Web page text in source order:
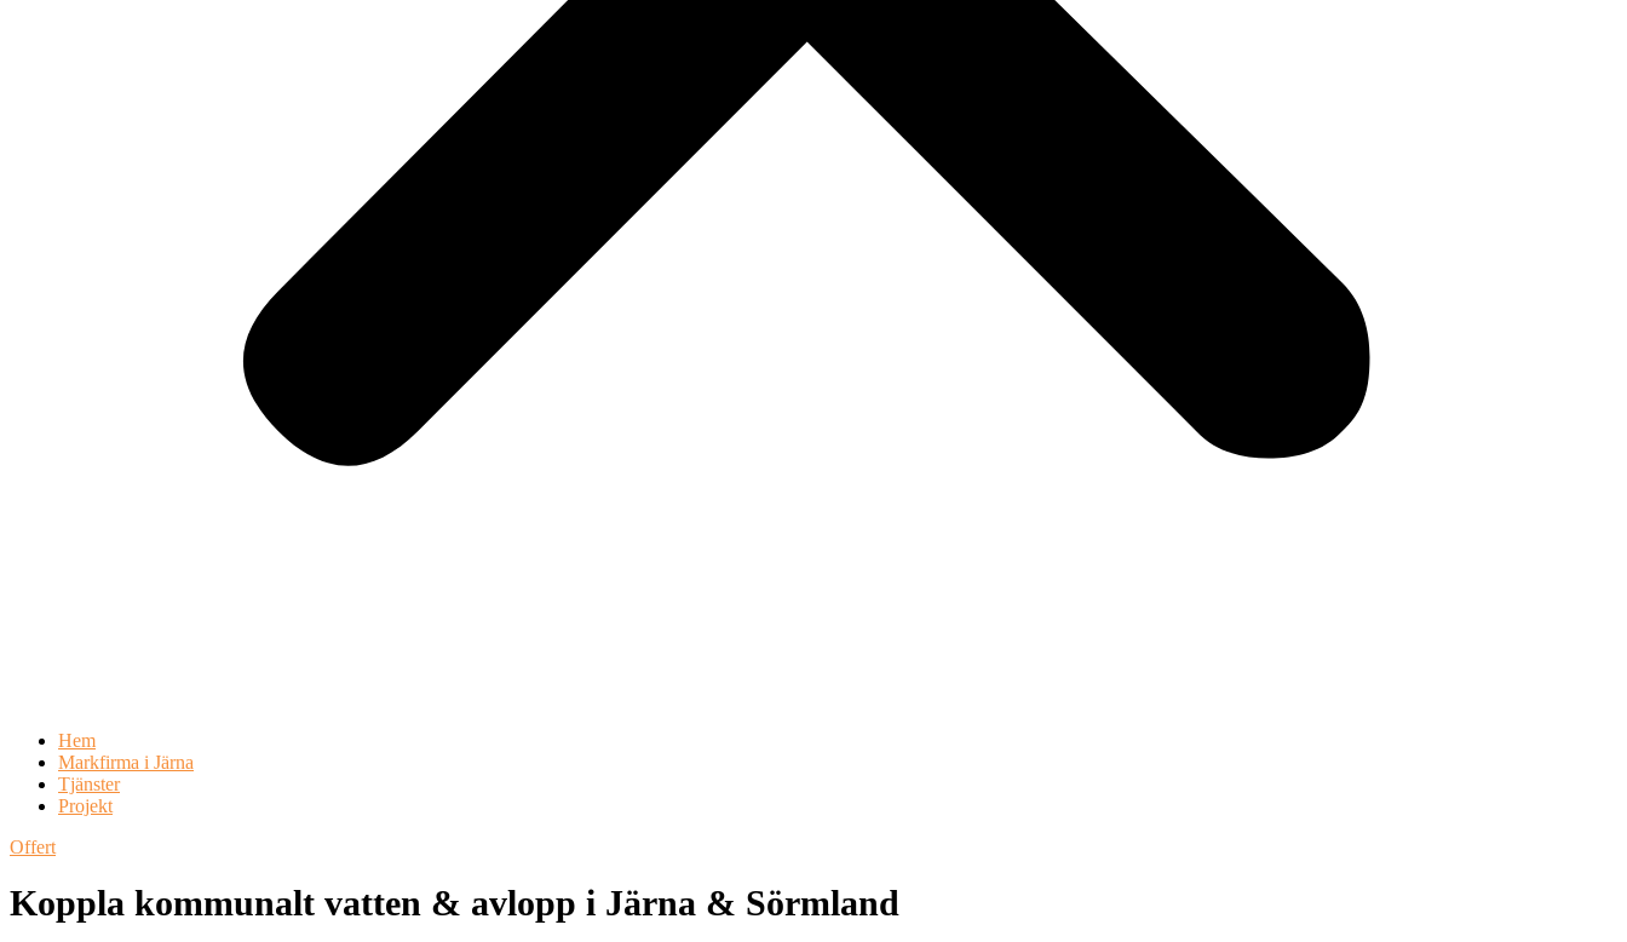
Hem
Markfirma i Järna
Tjänster
Projekt
Offert
Koppla kommunalt vatten & avlopp i Järna & Sörmland